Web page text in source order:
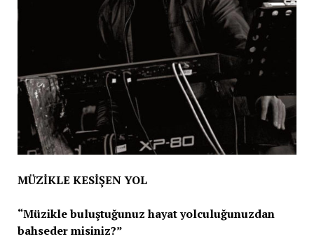
MÜZİKLE KESİŞEN YOL
“Müzikle buluştuğunuz hayat yolculuğunuzdan
bahseder misiniz?”